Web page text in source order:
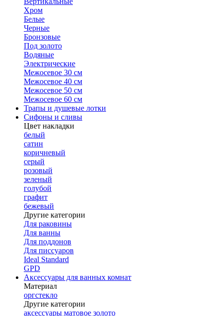
Хром
Белые
Черные
Бронзовые
Под золото
Водяные
Электрические
Межосевое 30 см
Межосевое 40 см
Межосевое 50 см
Межосевое 60 см
Трапы и душевые лотки
Сифоны и сливы
Цвет накладки
белый
сатин
коричневый
серый
розовый
зеленый
голубой
графит
бежевый
Другие категории
Для раковины
Для ванны
Для поддонов
Для писсуаров
Ideal Standard
GPD
Аксессуары для ванных комнат
Материал
оргстекло
Другие категории
аксессуары матовое золото